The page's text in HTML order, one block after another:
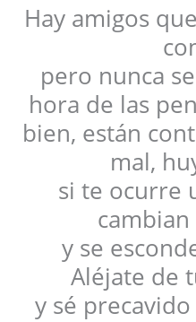
Hay amigos
pero nunca
hora de las
bien, están
mal,
si te ocurre
y se
Aléjate de
y sé